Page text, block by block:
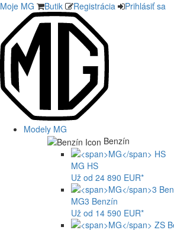
Moje MG Butik Registrácia Prihlásiť sa
Modely MG
Benzín
MG HS
Už od 24 890 EUR*
MG3 Benzín
Už od 14 590 EUR*